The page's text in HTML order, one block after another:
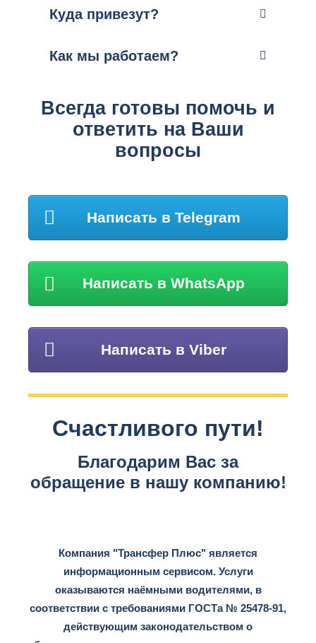
Куда привезут?
Как мы работаем?
Всегда готовы помочь и
ответить на Ваши
вопросы
Написать в Telegram
Написать в WhatsApp
Написать в Viber
Счастливого пути!
Благодарим Вас за
обращение в нашу компанию!
Компания "Трансфер Плюс" является
информационным сервисом. Услуги
оказываются наёмными водителями, в
соответствии с требованиями ГОСТа № 25478-91,
действующим законодательством о